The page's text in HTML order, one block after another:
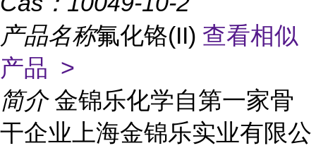
产品名称氟化铬(II) 查看相似
产品 >
简介 金锦乐化学自第一家骨
干企业上海金锦乐实业有限公